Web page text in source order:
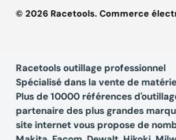
© 2026 Racetools. Commerce
Racetools outillage professionnel
Spécialisé dans la vente de
Plus de 10000 références
partenaire des plus grandes
site internet vous propose de